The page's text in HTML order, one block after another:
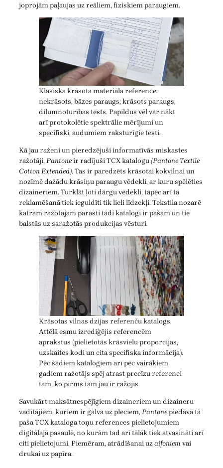
joprojām paļaujas uz reāliem, fiziskiem paraugiem.
Klasiska krāsota materiāla reference:
nekrāsots, bāzes paraugs; krāsots paraugs;
dilumnoturības tests. Papildus vēl var nākt
arī protokolētie spektrālie mērījumi un
specifiski, audumiem raksturīgie testi.
Kā jau raženi un pieredzējuši informatīvās miskastes
ražotāji,Pantoneir radījuši TCX katalogu (Pantone Textile
Cotton Extended). Tas ir paredzēts krāsotai kokvilnai un
nozīmē dažādu krāsiņu paraugu vēdekli, ar kuru spēlēties
dizaineriem. Turklāt ļoti dārgu vēdekli, tāpēc arī tā
reklamēšanā tiek ieguldīti tik lieli līdzekļi. Tekstila nozarē
katram ražotājam parasti tādi katalogi ir pašam un tie
balstās uz saražotās produkcijas vēsturi.
Krāsotas vilnas dzijas referenču katalogs.
Attēlā esmu izrediģējis referencēm
aprakstus (pielietotās krāsvielu proporcijas,
uzskaites kodi un cita specifiska informācija).
Pēc šādiem katalogiem arī pēc vairākiem
gadiem ražotājs spēj atrast precīzu referenci
tam, ko pirms tam jau ir ražojis.
Savukārt maksātnespējīgiem dizaineriem un dizaineru
vadītājiem, kuriem ir galva uz pleciem,Pantonepiedāvā tā
paša TCX kataloga toņu references pielietojumiem
digitālajā pasaulē, no kurām tad arī tālāk tiek atvasināti arī
citi pielietojumi. Piemēram, atrādīšanai uzaifoniemvai
drukai uz papīra.